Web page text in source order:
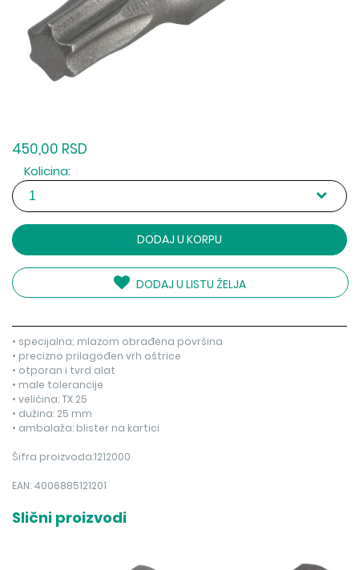
450,00 RSD
Kolicina:
DODAJ U KORPU
DODAJ U LISTU ŽELJA
• specijalna; mlazom obrađena površina
• precizno prilagođen vrh oštrice
• otporan i tvrd alat
• male tolerancije
• veličina: TX 25
• dužina: 25 mm
• ambalaža: blister na kartici
Šifra proizvoda:1212000
EAN: 4006885121201
Slični proizvodi